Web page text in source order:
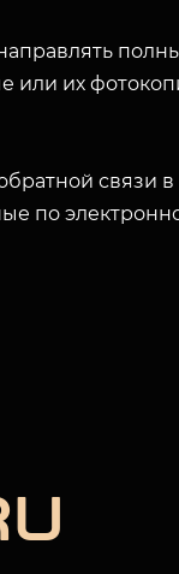
или их
связи в
по